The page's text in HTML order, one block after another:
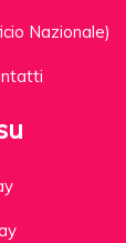
Nazionale)